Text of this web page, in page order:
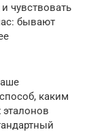
чувствовать
бывают
каким